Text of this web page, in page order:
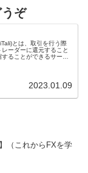
ぞ
とは、取引を行う際
ーダーに還元すること
ることができるサービ
2023.01.09
（これからFXを学